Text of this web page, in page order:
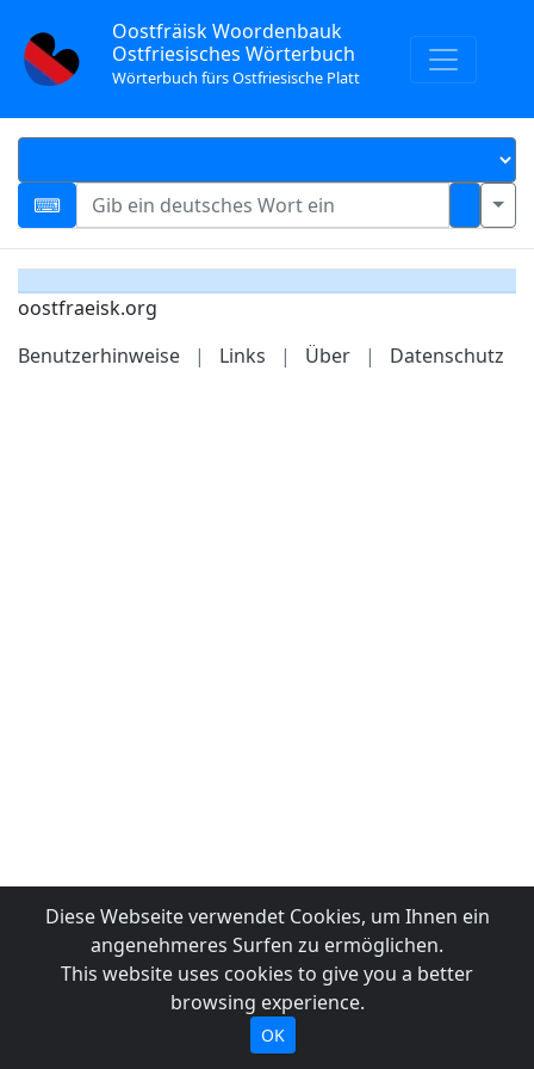
Oostfräisk Woordenbauk
Ostfriesisches Wörterbuch
Wörterbuch fürs Ostfriesische Platt
oostfraeisk.org
Benutzerhinweise
| Links | Über | Datenschutz
Diese Webseite verwendet Cookies, um Ihnen ein
angenehmeres Surfen zu ermöglichen.
This website uses cookies to give you a better
browsing experience.
OK